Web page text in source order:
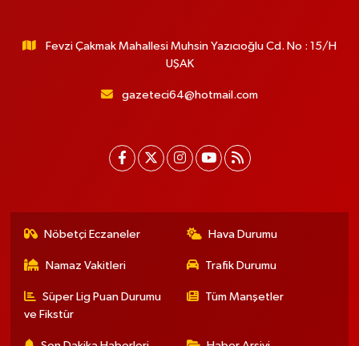
Fevzi Çakmak Mahallesi Muhsin Yazıcıoğlu Cd. No : 15/H
UŞAK
gazeteci64@hotmail.com
Nöbetçi Eczaneler Hava Durumu
Namaz Vakitleri Trafik Durumu
Süper Lig Puan Durumu
ve Fikstür
Tüm Manşetler